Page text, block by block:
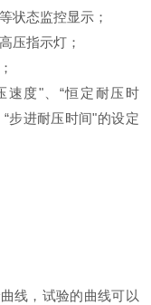
状态监控显示；
压指示灯；
速度"、“恒定耐压时
步进耐压时间"的设定
线，试验的曲线可以